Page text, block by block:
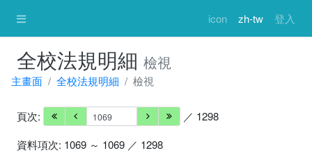
icon zh-tw 登入
全校法規明細 檢視
主畫面 全校法規明細 檢視
頁次:
／ 1298
資料項次: 1069 ～ 1069 ／ 1298